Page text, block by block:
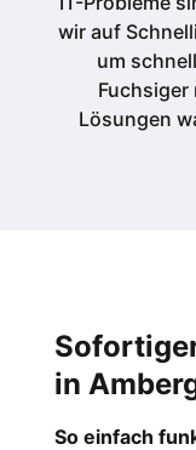
wir auf
um
Fuchsiger
Lösungen
in
So einfach